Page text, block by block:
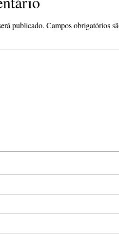
publicado. Campos obrigatórios